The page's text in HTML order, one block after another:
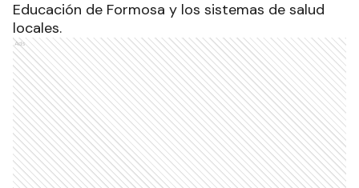
Educación de Formosa y los sistemas de salud
locales.
Ads